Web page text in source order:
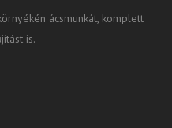
ácsmunkát, komplett
is.